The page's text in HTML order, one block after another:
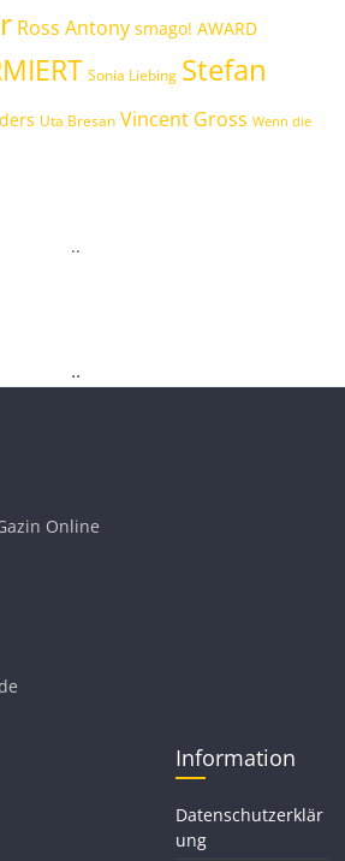
Ross Antony smago! AWARD
Sonia Liebing Stefan
Uta Bresan Vincent Gross Wenn die
..
..
Online
Information
Datenschutzerklär
ung